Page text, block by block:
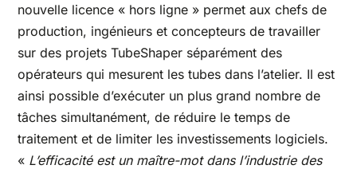
nouvelle licence « hors ligne » permet aux chefs de
production, ingénieurs et concepteurs de travailler
sur des projets TubeShaper séparément des
opérateurs qui mesurent les tubes dans l’atelier. Il est
ainsi possible d’exécuter un plus grand nombre de
tâches simultanément, de réduire le temps de
traitement et de limiter les investissements logiciels.
« L’efficacité est un maître-mot dans l’industrie des